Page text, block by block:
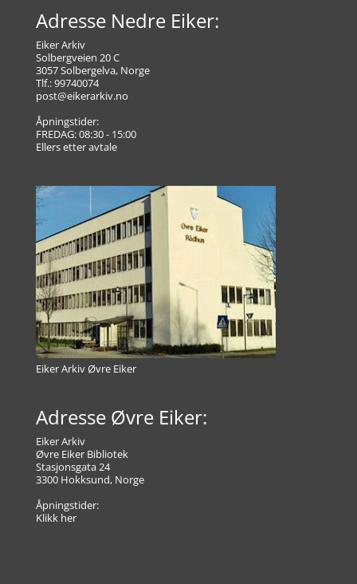
Adresse Nedre Eiker:
Eiker Arkiv
Solbergveien 20 C
3057 Solbergelva, Norge
Tlf.: 99740074
post@eikerarkiv.no
Åpningstider:
FREDAG: 08:30 - 15:00
Ellers etter avtale
Eiker Arkiv Øvre Eiker
Adresse Øvre Eiker:
Eiker Arkiv
Øvre Eiker Bibliotek
Stasjonsgata 24
3300 Hokksund, Norge
Åpningstider:
Klikk her